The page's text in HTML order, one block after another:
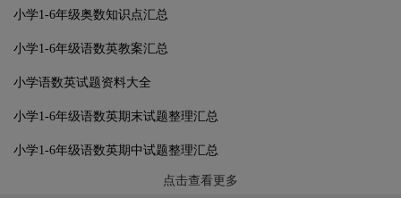
小学1-6年级奥数知识点汇总
小学1-6年级语数英教案汇总
小学语数英试题资料大全
小学1-6年级语数英期末试题整理汇总
小学1-6年级语数英期中试题整理汇总
点击查看更多